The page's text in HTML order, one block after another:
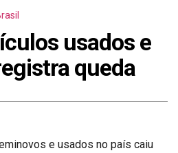
usados e
queda
e usados no país caiu